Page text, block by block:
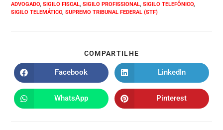
ADVOGADO, SIGILO FISCAL, SIGILO PROFISSIONAL, SIGILO TELEFÔNICO,
SIGILO TELEMÁTICO, SUPREMO TRIBUNAL FEDERAL (STF)
COMPARTILHE
Facebook LinkedIn
WhatsApp Pinterest